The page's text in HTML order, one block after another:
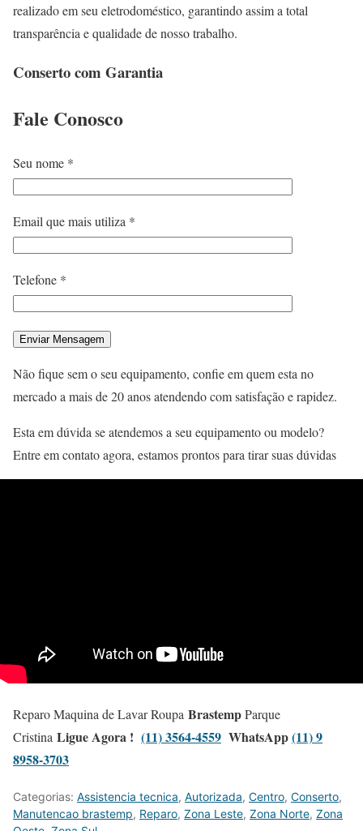
realizado em seu eletrodoméstico, garantindo assim a total
transparência e qualidade de nosso trabalho.
Conserto com Garantia
Fale Conosco
Seu nome *
Email que mais utiliza *
Telefone *
Não fique sem o seu equipamento, confie em quem esta no
mercado a mais de 20 anos atendendo com satisfação e rapidez.
Esta em dúvida se atendemos a seu equipamento ou modelo?
Entre em contato agora, estamos prontos para tirar suas dúvidas
Reparo Maquina de Lavar Roupa BrastempParque
Cristina Ligue Agora ! (11) 3564-4559 WhatsApp(11) 9
8958-3703
Categorias: Assistencia tecnica, Autorizada, Centro, Conserto,
Manutencao brastemp, Reparo, Zona Leste, Zona Norte, Zona